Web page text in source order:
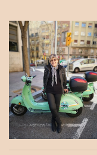
e
n
t
a
r
i
o
s